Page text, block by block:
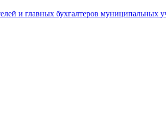
и главных бухгалтеров